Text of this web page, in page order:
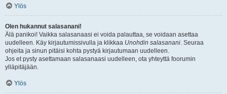
Ylös
Olen hukannut salasanani!
Älä panikoi! Vaikka salasanaasi ei voida palauttaa, se voidaan asettaa
uudelleen. Käy kirjautumissivulla ja klikkaa Unohdin salasanani. Seuraa
ohjeita ja sinun pitäisi kohta pystyä kirjautumaan uudelleen.
Jos et pysty asettamaan salasanaasi uudelleen, ota yhteyttä foorumin
ylläpitäjään.
Ylös